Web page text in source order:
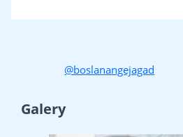
@boslanangejagad
Galery